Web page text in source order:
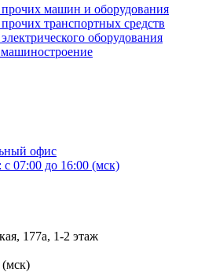
машин и оборудования
транспортных средств
оборудования
офис
07:00 до 16:00 (мск)
177а, ​1-2 этаж